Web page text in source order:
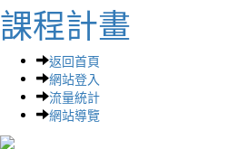
課程計畫
返回首頁
網站登入
流量統計
網站導覽